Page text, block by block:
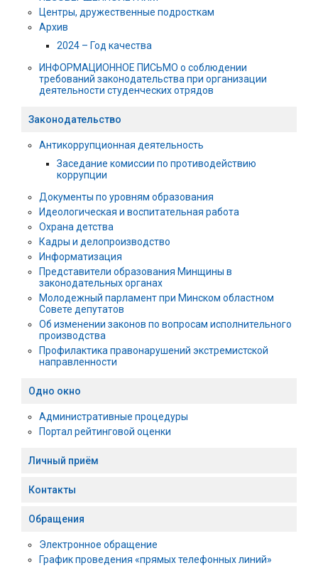
Центры, дружественные подросткам
Архив
2024 – Год качества
ИНФОРМАЦИОННОЕ ПИСЬМО о соблюдении
требований законодательства при организации
деятельности студенческих отрядов
Законодательство
Антикоррупционная деятельность
Заседание комиссии по противодействию
коррупции
Документы по уровням образования
Идеологическая и воспитательная работа
Охрана детства
Кадры и делопроизводство
Информатизация
Представители образования Минщины в
законодательных органах
Молодежный парламент при Минском областном
Совете депутатов
Об изменении законов по вопросам исполнительного
производства
Профилактика правонарушений экстремистской
направленности
Одно окно
Административные процедуры
Портал рейтинговой оценки
Личный приём
Контакты
Обращения
Электронное обращение
График проведения «прямых телефонных линий»